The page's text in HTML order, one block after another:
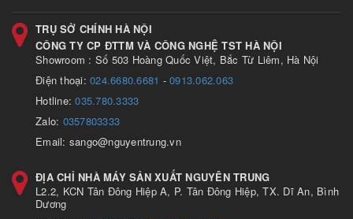
TRỤ SỞ CHÍNH HÀ NỘI
CÔNG TY CP ĐTTM VÀ CÔNG NGHỆ TST HÀ NỘI
Showroom : Số 503 Hoàng Quốc Việt, Bắc Từ Liêm, Hà Nội
Điện thoại:024.6680.6681 -0913.062.063
Hotline:035.780.3333
Zalo: 0357803333
Email: sango@nguyentrung.vn
ĐỊA CHỈ NHÀ MÁY SẢN XUẤT NGUYÊN TRUNG
L2.2, KCN Tân Đông Hiệp A, P. Tân Đông Hiệp, TX. Dĩ An, Bình
Dương